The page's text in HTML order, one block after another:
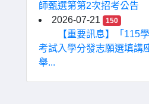
師甄選第第2次招考公告
2026-07-21
150
【重要訊息】「115
考試入學分發志願選填講
舉...